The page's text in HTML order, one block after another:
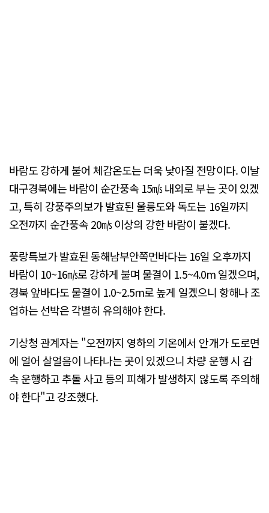
바람도 강하게 불어 체감온도는 더욱 낮아질 전망이다. 이날
대구경북에는 바람이 순간풍속 15㎧ 내외로 부는 곳이 있겠
고, 특히 강풍주의보가 발효된 울릉도와 독도는 16일까지
오전까지 순간풍속 20㎧ 이상의 강한 바람이 불겠다.
풍랑특보가 발효된 동해남부안쪽먼바다는 16일 오후까지
바람이 10~16㎧로 강하게 불며 물결이 1.5~4.0m 일겠으며,
경북 앞바다도 물결이 1.0~2.5m로 높게 일겠으니 항해나 조
업하는 선박은 각별히 유의해야 한다.
기상청 관계자는 "오전까지 영하의 기온에서 안개가 도로면
에 얼어 살얼음이 나타나는 곳이 있겠으니 차량 운행 시 감
속 운행하고 추돌 사고 등의 피해가 발생하지 않도록 주의해
야 한다"고 강조했다.